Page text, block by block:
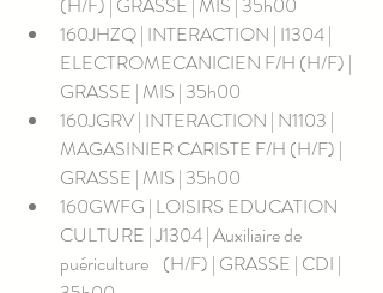
(H/F) | GRASSE | MIS | 35h00
160JHZQ | INTERACTION | I1304 |
ELECTROMECANICIEN F/H (H/F) |
GRASSE | MIS | 35h00
160JGRV | INTERACTION | N1103 |
MAGASINIER CARISTE F/H (H/F) |
GRASSE | MIS | 35h00
160GWFG | LOISIRS EDUCATION
CULTURE | J1304 | Auxiliaire de
puériculture    (H/F) | GRASSE | CDI |